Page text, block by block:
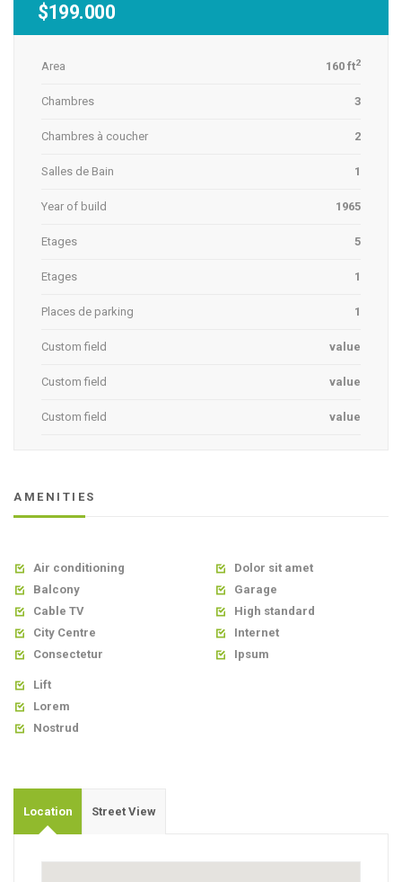
$199.000
Area 160 ft2
Chambres 3
Chambres à coucher 2
Salles de Bain 1
Year of build 1965
Etages 5
Etages 1
Places de parking 1
Custom field value
Custom field value
Custom field value
AMENITIES
 Air conditioning
 Balcony
 Cable TV
 City Centre
 Consectetur
 Dolor sit amet
 Garage
 High standard
 Internet
 Ipsum
 Lift
 Lorem
 Nostrud
Location Street View